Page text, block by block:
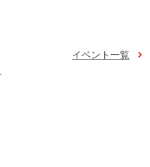
イベント一覧